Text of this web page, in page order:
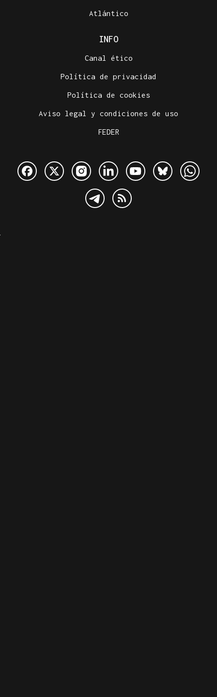
Atlántico
INFO
Canal ético
Política de privacidad
Política de cookies
Aviso legal y condiciones de uso
FEDER